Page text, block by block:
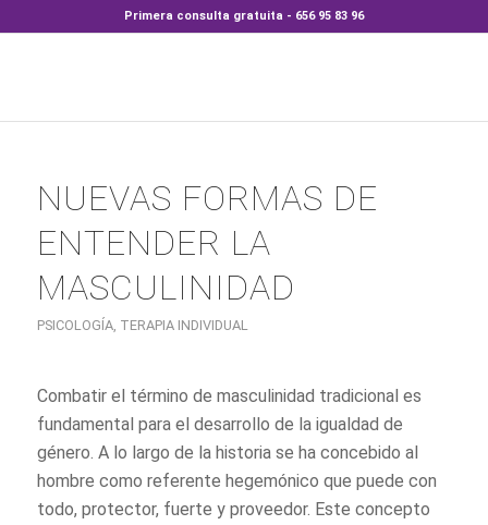
Primera consulta gratuita - 656 95 83 96
NUEVAS FORMAS DE
ENTENDER LA
MASCULINIDAD
PSICOLOGÍA, TERAPIA INDIVIDUAL
Combatir el término de masculinidad tradicional es
fundamental para el desarrollo de la igualdad de
género. A lo largo de la historia se ha concebido al
hombre como referente hegemónico que puede con
todo, protector, fuerte y proveedor. Este concepto